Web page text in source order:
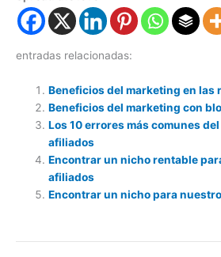
entradas relacionadas:
Beneficios del marketing en las
Beneficios del marketing con
Los 10 errores más comunes
afiliados
Encontrar un nicho rentable
afiliados
Encontrar un nicho para